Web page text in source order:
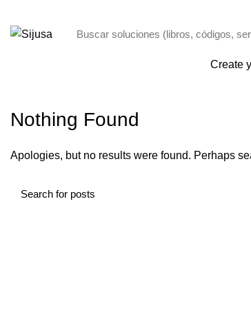
Create
Nothing Found
Apologies, but no results were found. Perhaps